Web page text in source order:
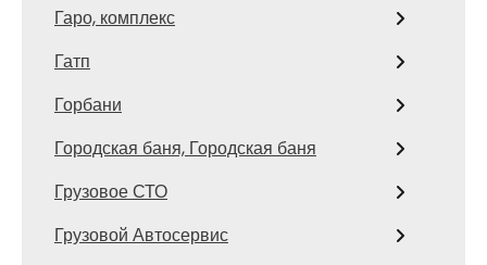
Гаро, комплекс
Гатп
Горбани
Городская баня, Городская баня
Грузовое СТО
Грузовой Автосервис